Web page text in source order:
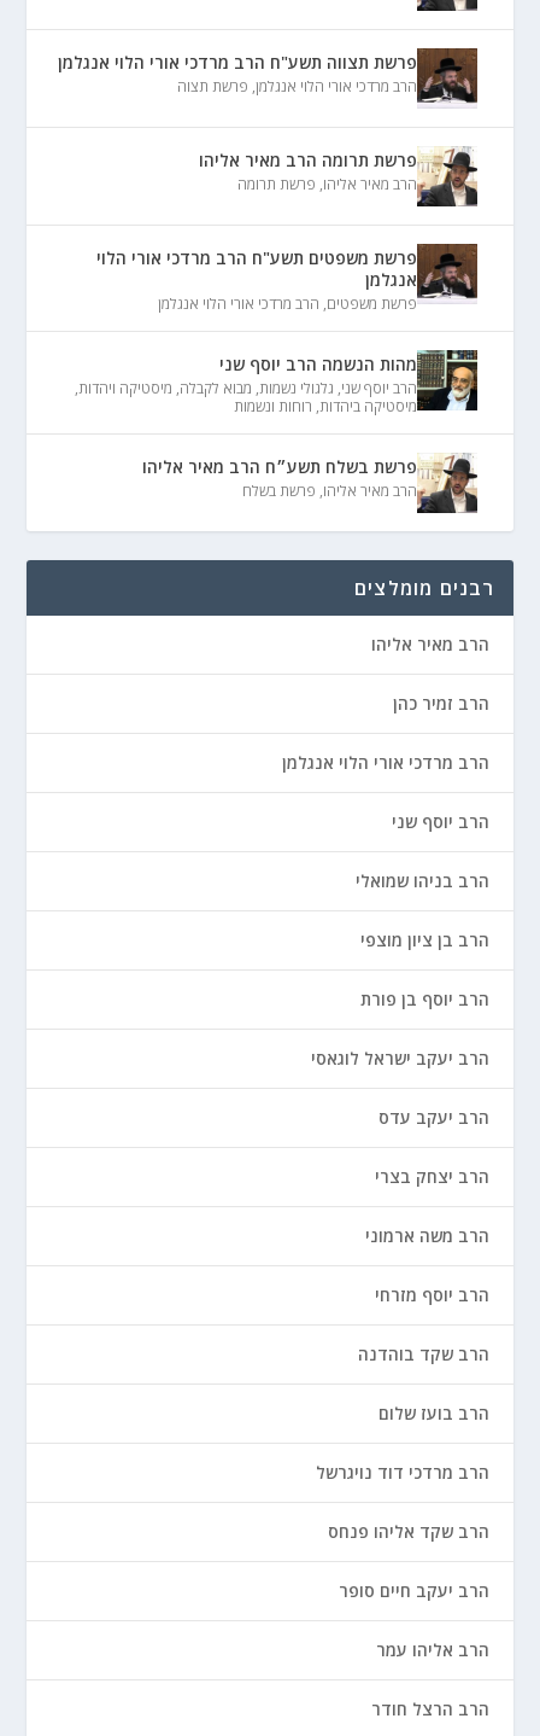
פרשת תצווה תשע"ח הרב מרדכי אורי הלוי אנגלמן
הרב מרדכי אורי הלוי אנגלמן, פרשת תצוה
פרשת תרומה הרב מאיר אליהו
הרב מאיר אליהו, פרשת תרומה
פרשת משפטים תשע"ח הרב מרדכי אורי הלוי
אנגלמן
פרשת משפטים, הרב מרדכי אורי הלוי אנגלמן
מהות הנשמה הרב יוסף שני
הרב יוסף שני, גלגולי נשמות, מבוא לקבלה, מיסטיקה ויהדות,
מיסטיקה ביהדות, רוחות ונשמות
פרשת בשלח תשע״ח הרב מאיר אליהו
הרב מאיר אליהו, פרשת בשלח
רבנים מומלצים
הרב מאיר אליהו
הרב זמיר כהן
הרב מרדכי אורי הלוי אנגלמן
הרב יוסף שני
הרב בניהו שמואלי
הרב בן ציון מוצפי
הרב יוסף בן פורת
הרב יעקב ישראל לוגאסי
הרב יעקב עדס
הרב יצחק בצרי
הרב משה ארמוני
הרב יוסף מזרחי
הרב שקד בוהדנה
הרב בועז שלום
הרב מרדכי דוד נויגרשל
הרב שקד אליהו פנחס
הרב יעקב חיים סופר
הרב אליהו עמר
הרב הרצל חודר